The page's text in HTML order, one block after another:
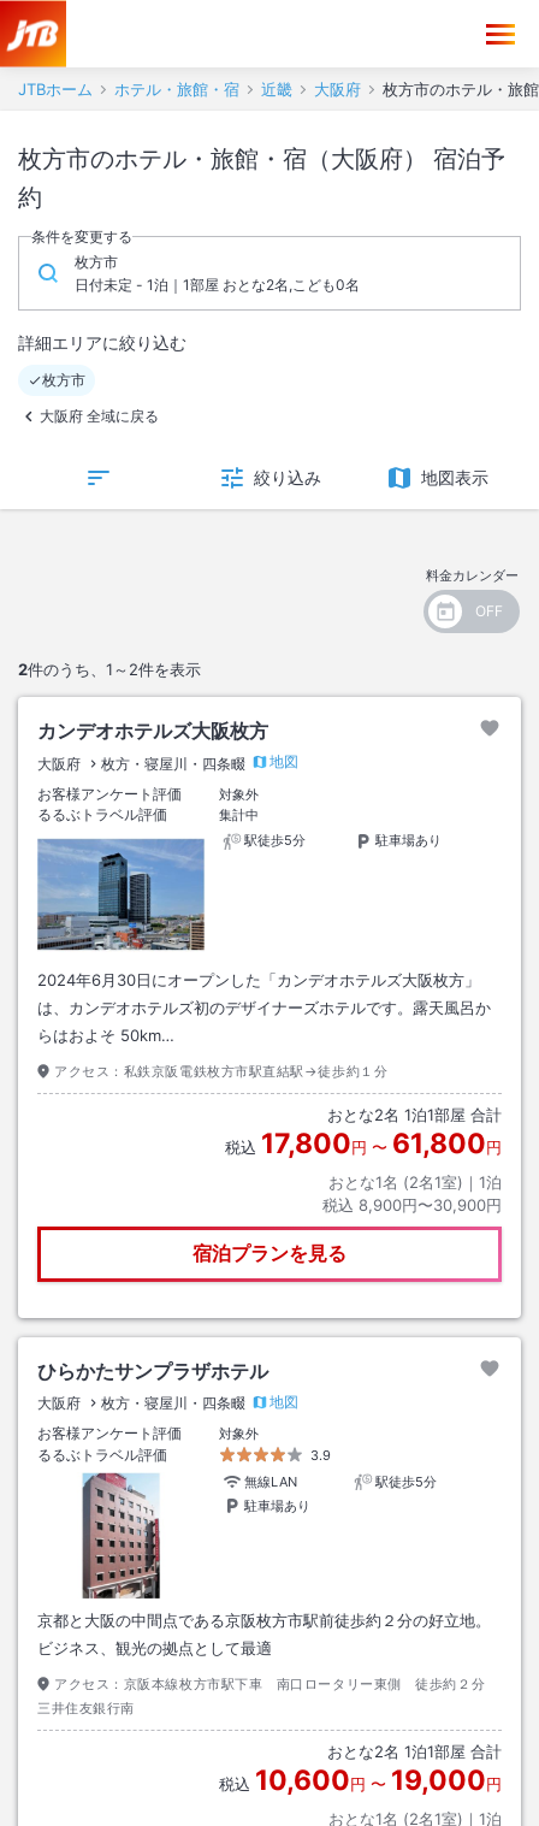
JTBホーム ホテル・旅館・宿 近畿 大阪府 枚方市のホテル・旅
枚方市のホテル・旅館・宿（大阪府） 宿泊予
約
条件を変更する
枚方市
日付未定 - 1泊｜1部屋 おとな2名,こども0名
詳細エリアに絞り込む
枚方市
大阪府 全域に戻る
絞り込み 地図表示
料金カレンダー
2件のうち、 1～2件を表示
カンデオホテルズ大阪枚方
大阪府 枚方・寝屋川・四条畷
地図
お客様アンケート評価
対象外
るるぶトラベル評価
集計中
駅徒歩5分
駐車場あり
2024年6月30日にオープンした「カンデオホテルズ大阪枚方」
は、カンデオホテルズ初のデザイナーズホテルです。露天風呂か
らはおよそ 50km…
アクセス： 私鉄京阪電鉄枚方市駅直結駅→徒歩約１分
おとな2名 1泊1部屋 合計
税込 17,800円 〜 61,800円
おとな1名 (2名1室)｜ 1泊
税込 8,900円〜30,900円
宿泊プランを見る
ひらかたサンプラザホテル
大阪府 枚方・寝屋川・四条畷
地図
お客様アンケート評価
対象外
るるぶトラベル評価
3.9
無線LAN
駅徒歩5分
駐車場あり
京都と大阪の中間点である京阪枚方市駅前徒歩約２分の好立地。
ビジネス、観光の拠点として最適
アクセス： 京阪本線枚方市駅下車 南口ロータリー東側 徒歩約２分
三井住友銀行南
おとな2名 1泊1部屋 合計
税込 10,600円 〜 19,000円
おとな1名 (2名1室)｜ 1泊